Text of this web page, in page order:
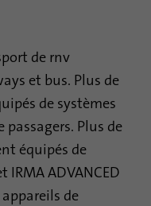
de rnv
et bus. Plus de
de systèmes
Plus de
équipés de
IRMA ADVANCED
de
pour déterminer des
de l'identité
des pays